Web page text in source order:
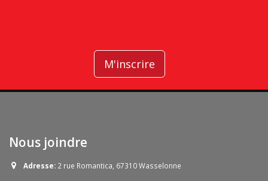
M'inscrire
Nous joindre
Adresse: 2 rue Romantica, 67310 Wasselonne